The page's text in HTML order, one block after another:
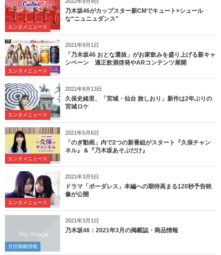
エンタメニュース
乃木坂46がカップスター新CMでキュート×シュール
な“ニュニュダンス”
2021年9月1日
エンタメニュース
「乃木坂46 おとな選抜」がお家飲みを盛り上げる新キャ
ンペーン 適正飲酒啓発やARコンテンツ展開
2021年8月13日
エンタメニュース
久保史緒里、「宮城・仙台 旅しおり」新作は2年ぶりの
宮城ロケ
2021年5月6日
エンタメニュース
「のぎ動画」内で2つの新番組がスタート『久保チャン
ネル』＆『乃木坂あそぶだけ』
2021年3月5日
エンタメニュース
ドラマ「ボーダレス」本編への期待高まる120秒予告映
像が公開
2021年3月1日
月別掲載情報
乃木坂46：2021年3月の掲載誌・商品情報